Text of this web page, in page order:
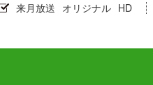
来月放送 オリジナル HD